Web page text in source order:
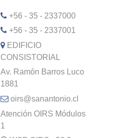
+56 - 35 - 2337000
+56 - 35 - 2337001
EDIFICIO
CONSISTORIAL
Av. Ramón Barros Luco
1881
oirs@sanantonio.cl
Atención OIRS Módulos
1